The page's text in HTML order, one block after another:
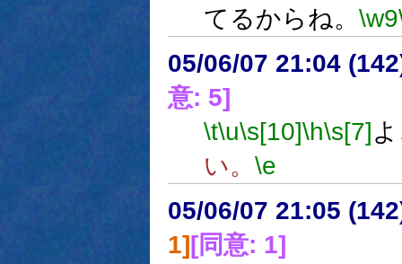
てるからね。 \w9
05/06/07 21:04
意: 5]
\t\u\s[10]\h\s[7]
い。 \e
05/06/07 21:05
1] [同意: 1]